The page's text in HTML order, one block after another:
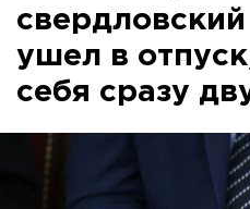
ушел в
себя сразу